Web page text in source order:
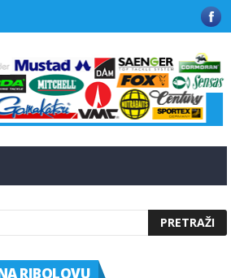
Kako funkcionišu praškasti aditivi
RIBOLOVU